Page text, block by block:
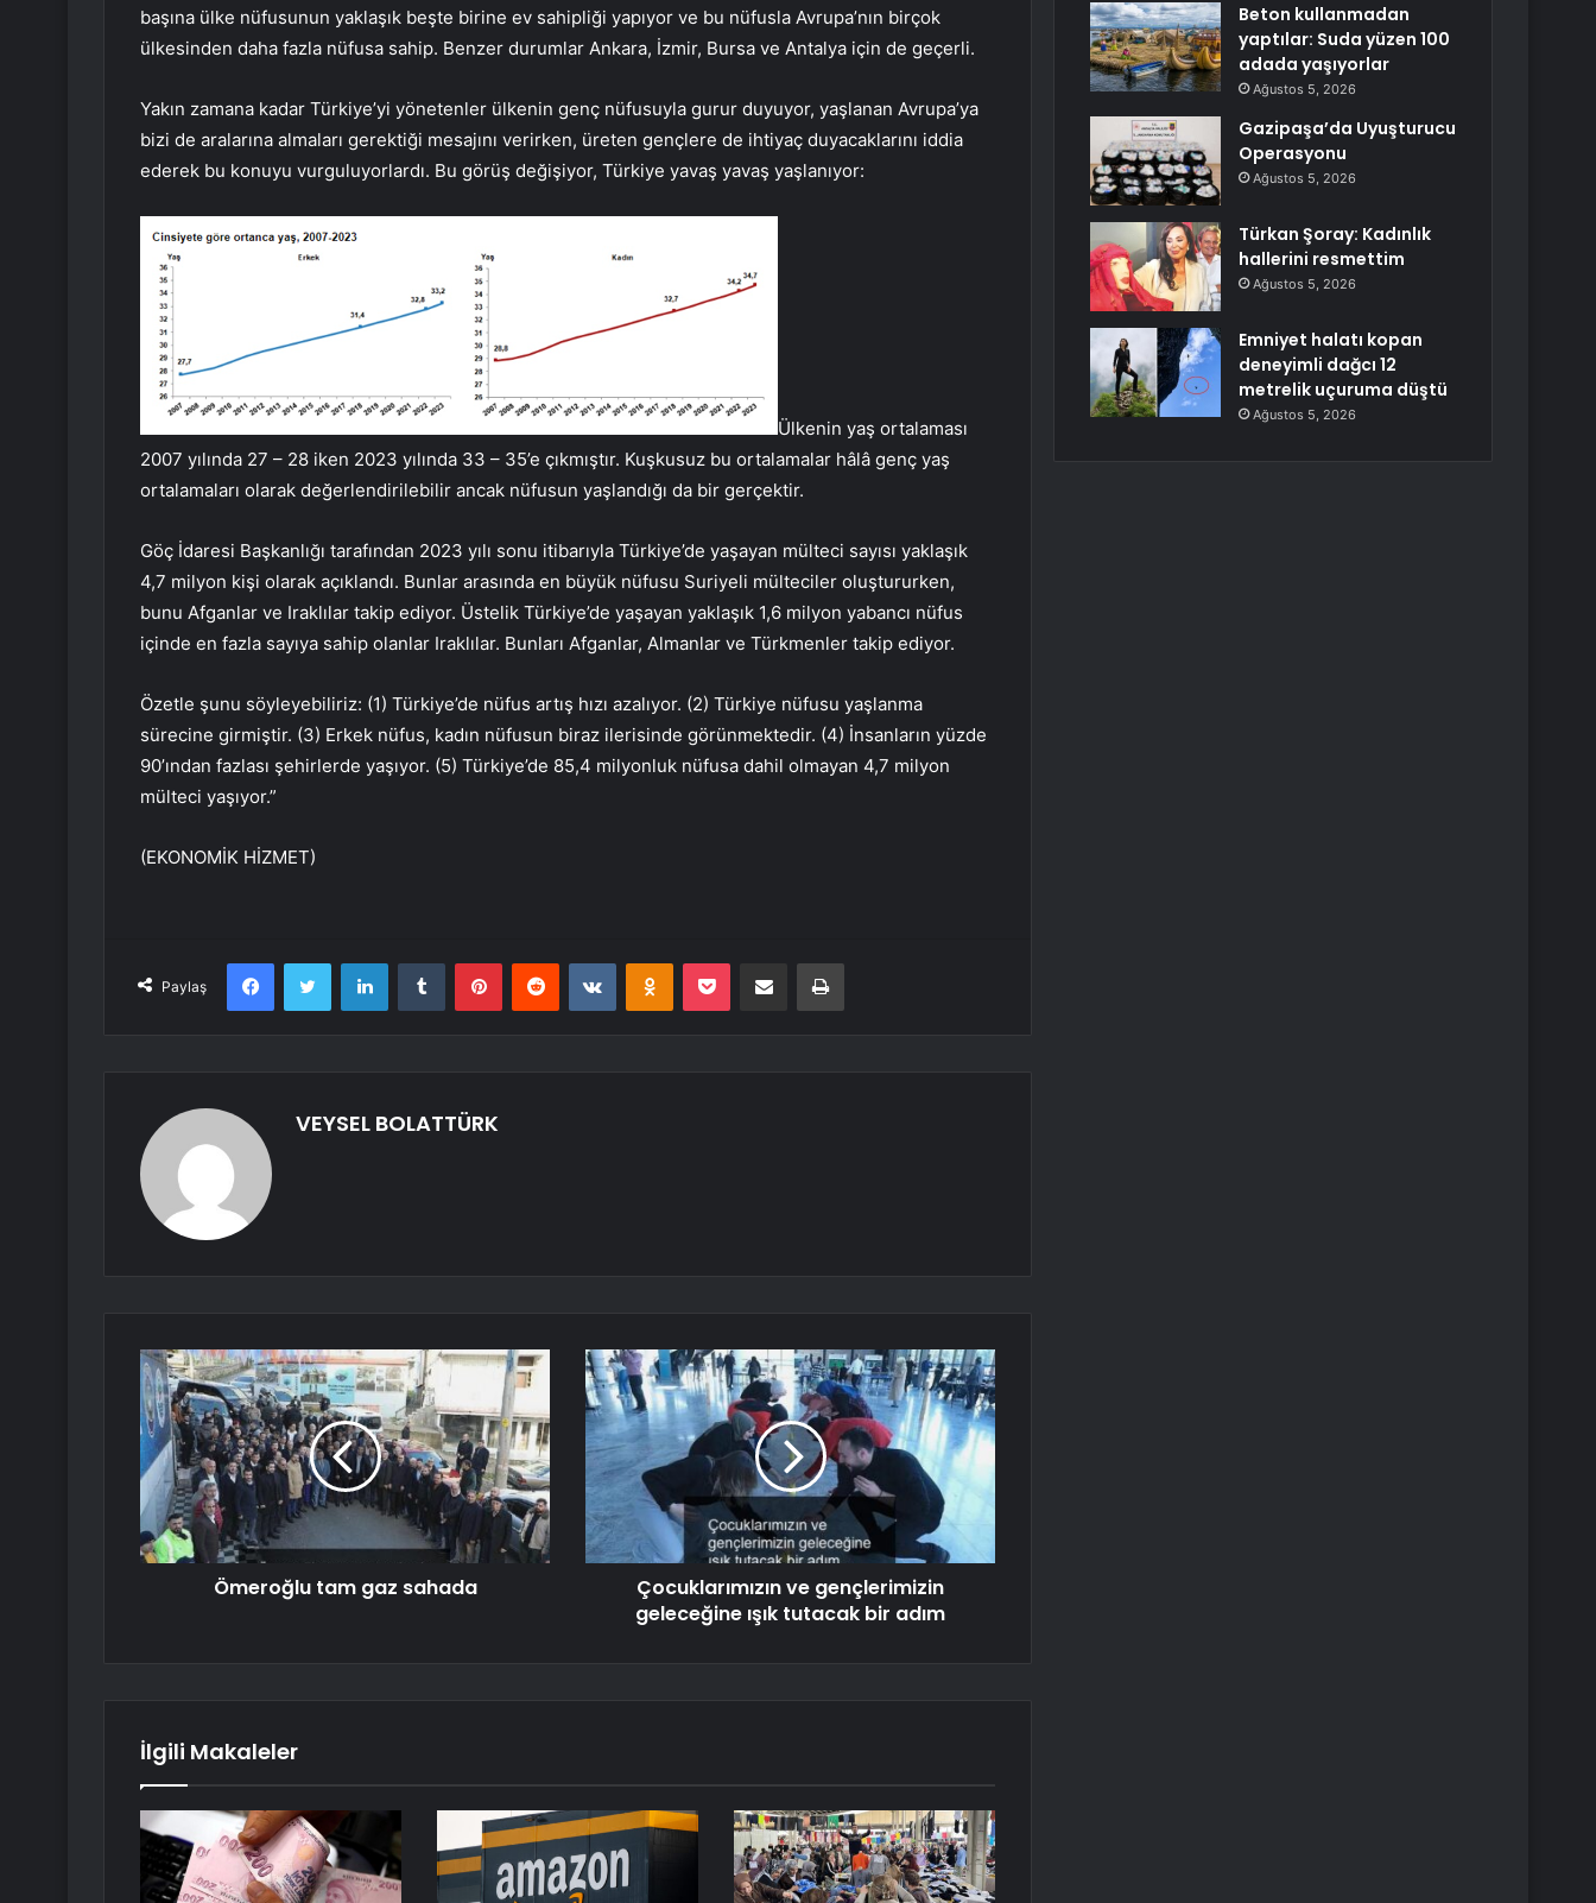
başına ülke nüfusunun yaklaşık beşte birine ev sahipliği yapıyor ve bu nüfusla Avrupa’nın birçok
ülkesinden daha fazla nüfusa sahip. Benzer durumlar Ankara, İzmir, Bursa ve Antalya için de geçerli.
Yakın zamana kadar Türkiye’yi yönetenler ülkenin genç nüfusuyla gurur duyuyor, yaşlanan Avrupa’ya
bizi de aralarına almaları gerektiği mesajını verirken, üreten gençlere de ihtiyaç duyacaklarını iddia
ederek bu konuyu vurguluyorlardı. Bu görüş değişiyor, Türkiye yavaş yavaş yaşlanıyor:
Ülkenin yaş ortalaması
2007 yılında 27 – 28 iken 2023 yılında 33 – 35’e çıkmıştır. Kuşkusuz bu ortalamalar hâlâ genç yaş
ortalamaları olarak değerlendirilebilir ancak nüfusun yaşlandığı da bir gerçektir.
Göç İdaresi Başkanlığı tarafından 2023 yılı sonu itibarıyla Türkiye’de yaşayan mülteci sayısı yaklaşık
4,7 milyon kişi olarak açıklandı. Bunlar arasında en büyük nüfusu Suriyeli mülteciler oluştururken,
bunu Afganlar ve Iraklılar takip ediyor. Üstelik Türkiye’de yaşayan yaklaşık 1,6 milyon yabancı nüfus
içinde en fazla sayıya sahip olanlar Iraklılar. Bunları Afganlar, Almanlar ve Türkmenler takip ediyor.
Özetle şunu söyleyebiliriz: (1) Türkiye’de nüfus artış hızı azalıyor. (2) Türkiye nüfusu yaşlanma
sürecine girmiştir. (3) Erkek nüfus, kadın nüfusun biraz ilerisinde görünmektedir. (4) İnsanların yüzde
90’ından fazlası şehirlerde yaşıyor. (5) Türkiye’de 85,4 milyonluk nüfusa dahil olmayan 4,7 milyon
mülteci yaşıyor.”
(EKONOMİK HİZMET)
Paylaş
FacebookTwitter LinkedInTumblr PinterestReddit VKontakteOdnoklassniki
Pocket E-Posta ile paylaş Yazdır
VEYSEL BOLATTÜRK
Ömeroğlu tam gaz sahada
Çocuklarımızın ve gençlerimizin
geleceğine ışık tutacak bir adım
İlgili Makaleler
Beton kullanmadan
yaptılar: Suda yüzen 100
adada yaşıyorlar
Ağustos 5, 2026
Gazipaşa’da Uyuşturucu
Operasyonu
Ağustos 5, 2026
Türkan Şoray: Kadınlık
hallerini resmettim
Ağustos 5, 2026
Emniyet halatı kopan
deneyimli dağcı 12
metrelik uçuruma düştü
Ağustos 5, 2026